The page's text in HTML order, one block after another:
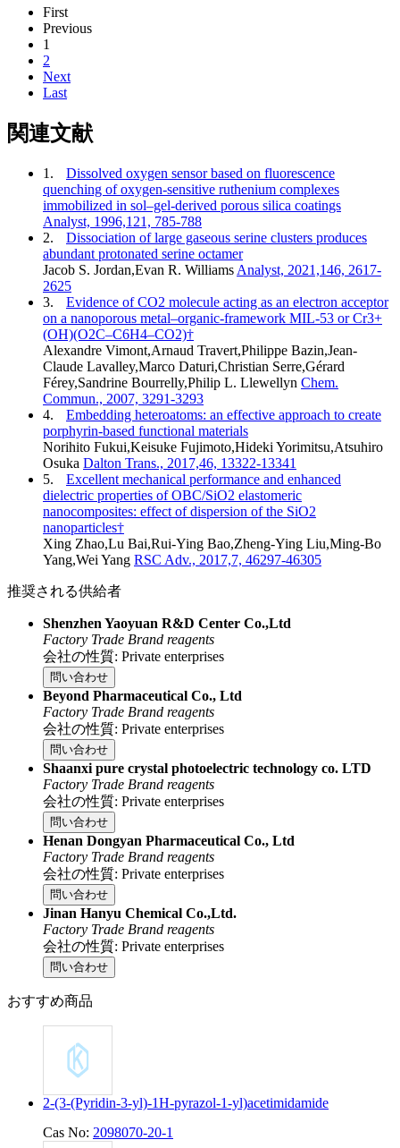
First
Previous
1
2
Next
Last
関連文献
1.
Dissolved oxygen sensor based on fluorescence
quenching of oxygen-sensitive ruthenium complexes
immobilized in sol–gel-derived porous silica coatings
Analyst, 1996,121, 785-788
2.
Dissociation of large gaseous serine clusters produces
abundant protonated serine octamer
Jacob S. Jordan,Evan R. Williams Analyst, 2021,146, 2617-
2625
3.
Evidence of CO2 molecule acting as an electron acceptor
on a nanoporous metal–organic-framework MIL-53 or Cr3+
(OH)(O2C–C6H4–CO2)†
Alexandre Vimont,Arnaud Travert,Philippe Bazin,Jean-
Claude Lavalley,Marco Daturi,Christian Serre,Gérard
Férey,Sandrine Bourrelly,Philip L. Llewellyn Chem.
Commun., 2007, 3291-3293
4.
Embedding heteroatoms: an effective approach to create
porphyrin-based functional materials
Norihito Fukui,Keisuke Fujimoto,Hideki Yorimitsu,Atsuhiro
Osuka Dalton Trans., 2017,46, 13322-13341
5.
Excellent mechanical performance and enhanced
dielectric properties of OBC/SiO2 elastomeric
nanocomposites: effect of dispersion of the SiO2
nanoparticles†
Xing Zhao,Lu Bai,Rui-Ying Bao,Zheng-Ying Liu,Ming-Bo
Yang,Wei Yang RSC Adv., 2017,7, 46297-46305
推奨される供給者
Shenzhen Yaoyuan R&D Center Co.,Ltd
Factory Trade Brand reagents
会社の性質: Private enterprises
問い合わせ
Beyond Pharmaceutical Co., Ltd
Factory Trade Brand reagents
会社の性質: Private enterprises
問い合わせ
Shaanxi pure crystal photoelectric technology co. LTD
Factory Trade Brand reagents
会社の性質: Private enterprises
問い合わせ
Henan Dongyan Pharmaceutical Co., Ltd
Factory Trade Brand reagents
会社の性質: Private enterprises
問い合わせ
Jinan Hanyu Chemical Co.,Ltd.
Factory Trade Brand reagents
会社の性質: Private enterprises
問い合わせ
おすすめ商品
2-(3-(Pyridin-3-yl)-1H-pyrazol-1-yl)acetimidamide
Cas No: 2098070-20-1